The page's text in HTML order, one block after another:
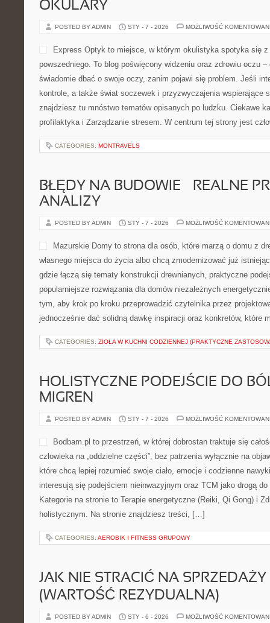
CATEGORIES:NIŻNY NOWOGRÓD
OKULARY
POSTED BY ADMIN STY - 7 - 2026
Express Optyk to miejsce,
się z praktyką dnia
widzeniu oraz zdrowiu
świadomie dbać o swoje
problem. Jeśli interesuje
sprawne patrzenie, znajdziesz tu mnóstwo tematów opisanych
to Higiena i profilaktyka i Zarządzanie stresem. W centrum tej
BŁĘDY NA BUDOWIE – REALNE
ANALIZY
POSTED BY ADMIN MOŻLIWOŚĆ
Mazurskie Domy to strona
domu z drewna, planują
do życia albo chcą
konstrukcji drewnianych,
przeprowadzić czytelnika przez projektowanie inwestycji, a
CATEGORIES:ZIOŁA W KUCHNI CODZIENNEJ (PRAKTYCZNE
HOLISTYCZNE PODEJŚCIE DO
MIGREN
POSTED BY ADMIN STY - 7 - 2026 MOŻLIWOŚĆ
całościowo – bez dzielenia
dla osób, które chcą lepiej
i codzienne nawyki, a